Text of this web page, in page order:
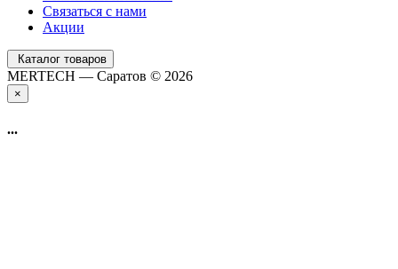
Связаться с нами
Акции
Каталог товаров
MERTECH — Саратов © 2026
×
...